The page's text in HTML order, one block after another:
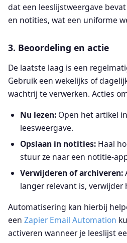
dat een leeslijstweergave
en notities, wat een uniforme
3. Beoordeling en actie
De laatste laag is een
Gebruik een wekelijks of
wachtrij te verwerken. Acties
Nu lezen: Open het artikel
leesweergave.
Opslaan in notities: Haal
stuur ze naar een notitie-
Verwijderen of archiveren:
langer relevant is, verwijder
Automatisering kan hierbij
een Zapier Email Automation
activeren wanneer je leeslijst